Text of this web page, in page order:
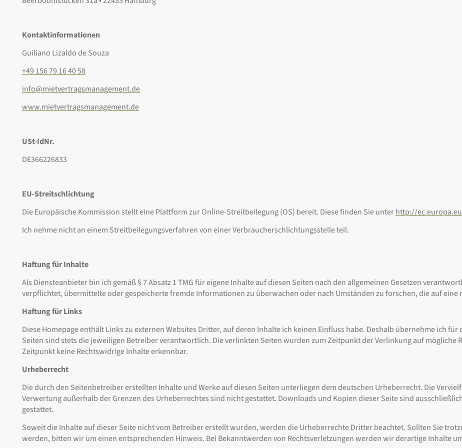
Kontaktinformationen
Guiliano Lizaldo de Souza
+49 156 79 16 40 58
info@mietvertragsmanagement.de
www.mietvertragsmanagement.de
USt-IdNr.
DE366226833
EU-Streitschlichtung
Die Europäische Kommission stellt eine Plattform zur Online-Streitbeilegung (OS) bereit. Diese finden Sie unterhttp://
Ich nehme nicht an einem Streitbeilegungsverfahren von einer Verbraucherschlichtungsstelle teil.
Haftung für Inhalte
Als Diensteanbieter bin ich gemäß § 7 Absatz 1 TMG für eigene Inhalte auf diesen Seiten nach den allgemeinen Gesetzen
verpflichtet, übermittelte oder gespeicherte fremde Informationen zu überwachen oder nach Umständen zu forschen, die auf
Haftung für Links
Diese Homepage enthält Links zu externen Websites Dritter, auf deren Inhalte ich keinen Einfluss habe. Deshalb übernehme ich
Seiten sind stets die jeweiligen Betreiber verantwortlich. Die verlinkten Seiten wurden zum Zeitpunkt der Verlinkung auf mögliche
Zeitpunkt keine Rechtswidrige Inhalte erkennbar.
Urheberrecht
Die durch den Seitenbetreiber erstellten Inhalte und Werke auf diesen Seiten unterliegen dem deutschen Urheberrecht. Die
Verwertung außerhalb der Grenzen des Urheberrechtes sind nicht gestattet. Downloads und Kopien dieser Seite sind
gestattet.
Soweit die Inhalte auf dieser Seite nicht vom Betreiber erstellt wurden, werden die Urheberrechte Dritter beachtet. Sollten Sie
werden, bitten wir um einen entsprechenden Hinweis. Bei Bekanntwerden von Rechtsverletzungen werden wir derartige Inhalte